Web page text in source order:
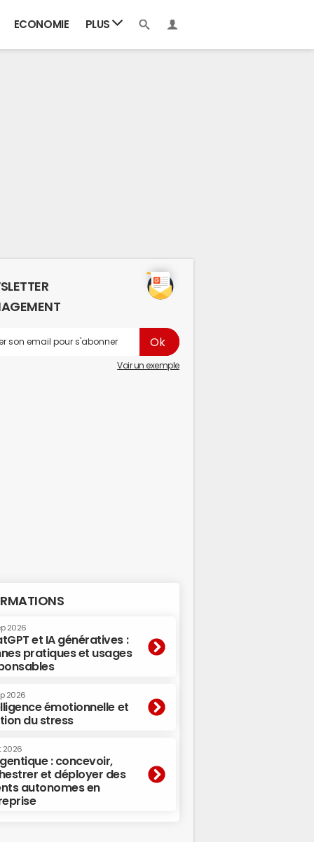
ECONOMIE PLUS
Voir un exemple
2026
et IA génératives :
pratiques et usages
2026
émotionnelle et
du stress
2026
: concevoir,
et déployer des
autonomes en